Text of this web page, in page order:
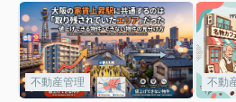
不動産管理 不動